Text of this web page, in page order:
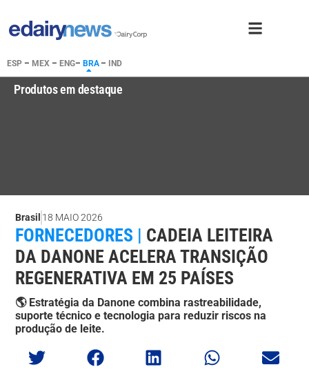
ESP – MEX – ENG– BRA– IND
Produtos em destaque
Brasil 18 MAIO 2026
FORNECEDORES | CADEIA LEITEIRA
DA DANONE ACELERA TRANSIÇÃO
REGENERATIVA EM 25 PAÍSES
🌎 Estratégia da Danone combina rastreabilidade,
suporte técnico e tecnologia para reduzir riscos na
produção de leite.